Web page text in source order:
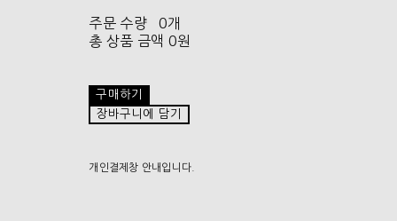
주문 수량
0개
총 상품 금액 0원
구매하기
장바구니에 담기
개인결제창 안내입니다.